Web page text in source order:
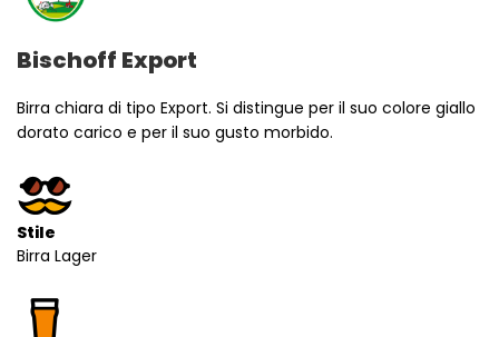
Bischoff Export
Birra chiara di tipo Export. Si distingue per il suo colore giallo
dorato carico e per il suo gusto morbido.
Stile
Birra Lager